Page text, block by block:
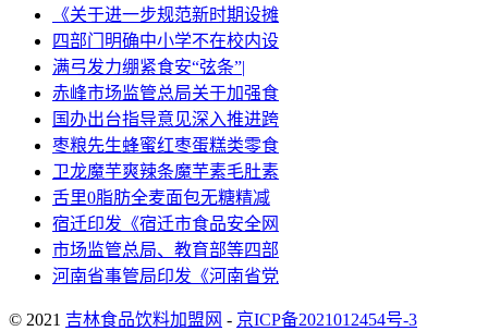
《关于进一步规范新时期设摊
四部门明确中小学不在校内设
满弓发力绷紧食安“弦条”|
赤峰市场监管总局关于加强食
国办出台指导意见深入推进跨
枣粮先生蜂蜜红枣蛋糕类零食
卫龙魔芋爽辣条魔芋素毛肚素
舌里0脂肪全麦面包无糖精减
宿迁印发《宿迁市食品安全网
市场监管总局、教育部等四部
河南省事管局印发《河南省党
© 2021 吉林食品饮料加盟网 - 京ICP备2021012454号-3